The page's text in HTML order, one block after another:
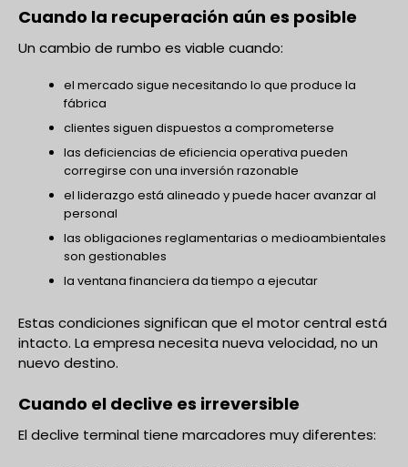
Cuando la recuperación aún es posible
Un cambio de rumbo es viable cuando:
el mercado sigue necesitando lo que produce la
fábrica
clientes siguen dispuestos a comprometerse
las deficiencias de eficiencia operativa pueden
corregirse con una inversión razonable
el liderazgo está alineado y puede hacer avanzar al
personal
las obligaciones reglamentarias o medioambientales
son gestionables
la ventana financiera da tiempo a ejecutar
Estas condiciones significan que el motor central está
intacto. La empresa necesita nueva velocidad, no un
nuevo destino.
Cuando el declive es irreversible
El declive terminal tiene marcadores muy diferentes: